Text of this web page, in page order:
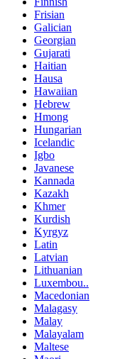
Frisian
Galician
Georgian
Gujarati
Haitian
Hausa
Hawaiian
Hebrew
Hmong
Hungarian
Icelandic
Igbo
Javanese
Kannada
Kazakh
Khmer
Kurdish
Kyrgyz
Latin
Latvian
Lithuanian
Luxembou..
Macedonian
Malagasy
Malay
Malayalam
Maltese